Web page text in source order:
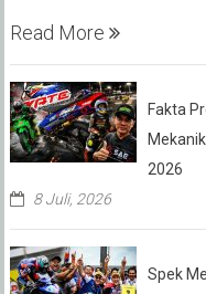
Read More
Fakta
2026
8 Juli, 2026
Spek